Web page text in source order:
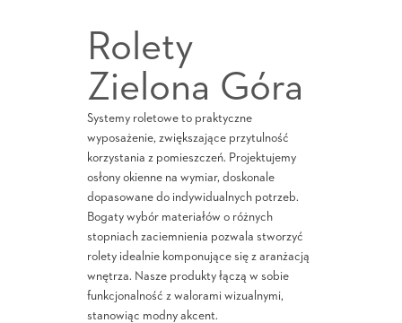
Rolety
Zielona Góra
Systemy roletowe to praktyczne
wyposażenie, zwiększające przytulność
korzystania z pomieszczeń. Projektujemy
osłony okienne na wymiar, doskonale
dopasowane do indywidualnych potrzeb.
Bogaty wybór materiałów o różnych
stopniach zaciemnienia pozwala stworzyć
rolety idealnie komponujące się z aranżacją
wnętrza. Nasze produkty łączą w sobie
funkcjonalność z walorami wizualnymi,
stanowiąc modny akcent.